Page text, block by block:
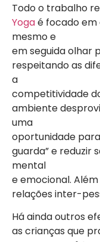
Todo o trabalho
Yogaé focado
mesmo e
em seguida olhar
respeitando as
a
competitividade
ambiente
uma
oportunidade
guarda” e reduzir
mental
e emocional.
relações inter-
Há ainda outros
as crianças que